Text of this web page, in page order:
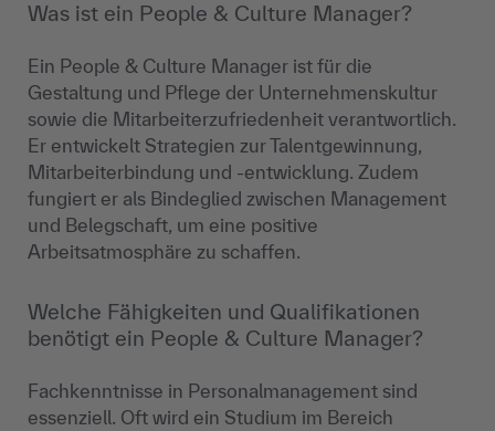
Was ist ein People & Culture Manager?
Ein People & Culture Manager ist für die
Gestaltung und Pflege der Unternehmenskultur
sowie die Mitarbeiterzufriedenheit verantwortlich.
Er entwickelt Strategien zur Talentgewinnung,
Mitarbeiterbindung und -entwicklung. Zudem
fungiert er als Bindeglied zwischen Management
und Belegschaft, um eine positive
Arbeitsatmosphäre zu schaffen.
Welche Fähigkeiten und Qualifikationen
benötigt ein People & Culture Manager?
Fachkenntnisse in Personalmanagement sind
essenziell. Oft wird ein Studium im Bereich